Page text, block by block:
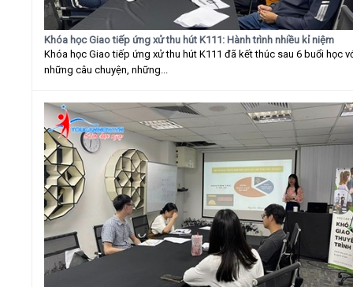
Khóa học Giao tiếp ứng xử thu hút K111: Hành trình nhiều kỉ niệm
Khóa học Giao tiếp ứng xử thu hút K111 đã kết thúc sau 6 buổi học
những câu chuyện, những...